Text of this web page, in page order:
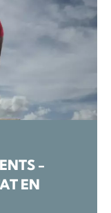
-
EN